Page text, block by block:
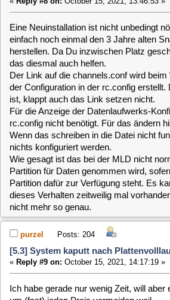
meiste Zeit hast Du damals nicht mit der
Einrichtung, sondern mit dem Verstehen des
seinen Möglichkeiten, also mit Lernen, verbracht.
diesmal, aufgrund der gewonnenen Erfahrungen,
wegfallen.
Gruß
Peter
clausmuus Posts: 21462
[5.3] System kaputt nach Plattenvolllauf?
«Reply #11 on:October 16, 2021, 12:20:04 »
Für den Fall einer Neuinstallation, solltest Du Dir
jeden Fall Deine Fernbedienungs Konfiguration
das ist meistens der größte Knackpunkt.
Du kannst Deine Neuinstallation aber ja auch
nen USB Stick machen, und nur wenn's
auch die Festplatte übertragen.
purzel Posts: 204
[5.3] System kaputt nach Plattenvolllauf?
«Reply #12 on: October 16, 2021, 15:03:22 »
Tagchen,
ja bei den Eltern immer nur dann am VDR (inkl.